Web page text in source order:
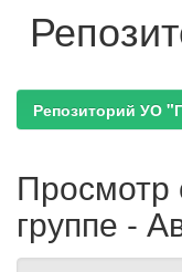
Репозиторий УО
Просмотр
группе -